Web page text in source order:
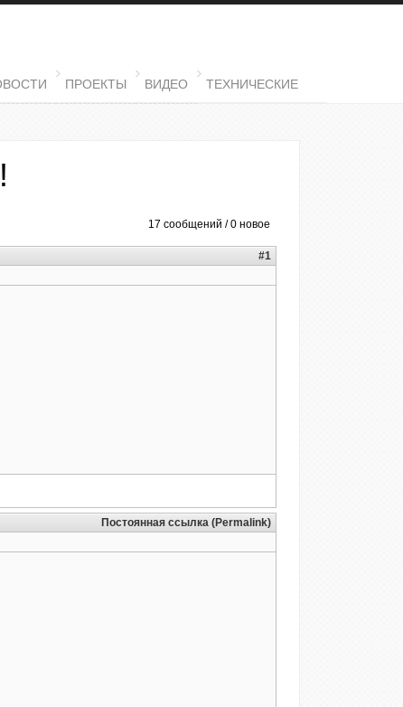
ПРОЕКТЫ ВИДЕО ТЕХНИЧЕСКИЕ
17 сообщений / 0 новое
#1
Постоянная ссылка (Permalink)